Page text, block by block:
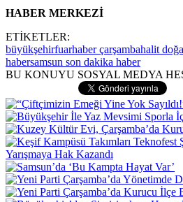
HABER MERKEZİ
ETİKETLER:
büyükşehirfuarhaber çarşambahalit
habersamsun son dakika haber
BU KONUYU SOSYAL MEDYA